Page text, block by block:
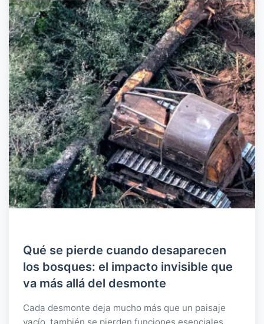
Qué se pierde cuando desaparecen
los bosques: el impacto invisible que
va más allá del desmonte
Cada desmonte deja mucho más que un paisaje
vacío, también se pierden funciones esenciales